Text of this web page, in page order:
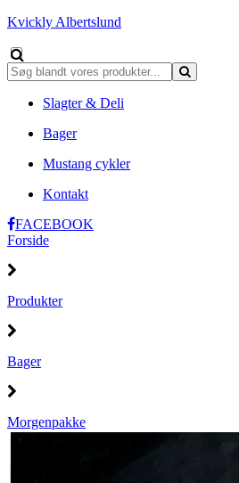
Kvickly Albertslund
Slagter & Deli
Bager
Mustang cykler
Kontakt
FACEBOOK
Forside
Produkter
Bager
Morgenpakke